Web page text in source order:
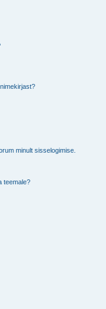
minult sisselogimise.
teemale?